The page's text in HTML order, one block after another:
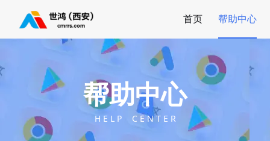
首页 帮助中心
帮助中心
H E L P C E N T E R